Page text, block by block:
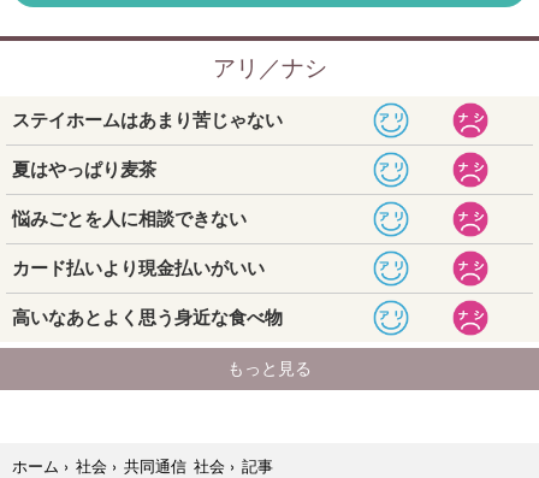
ホーム › 社会 › 共同通信 社会 › 記事